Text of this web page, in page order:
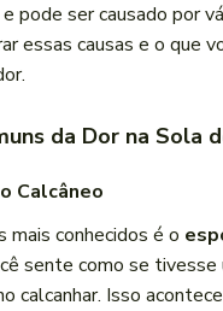
pode ser causado por
essas causas e o que
da Dor na Sola
Calcâneo
mais conhecidos é o
sente como se tivesse
calcanhar. Isso